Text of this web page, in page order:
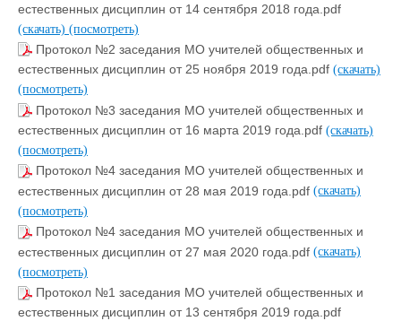
естественных дисциплин от 14 сентября 2018 года.pdf
(скачать) (посмотреть)
Протокол №2 заседания МО учителей общественных и
естественных дисциплин от 25 ноября 2019 года.pdf (скачать)
(посмотреть)
Протокол №3 заседания МО учителей общественных и
естественных дисциплин от 16 марта 2019 года.pdf (скачать)
(посмотреть)
Протокол №4 заседания МО учителей общественных и
естественных дисциплин от 28 мая 2019 года.pdf (скачать)
(посмотреть)
Протокол №4 заседания МО учителей общественных и
естественных дисциплин от 27 мая 2020 года.pdf (скачать)
(посмотреть)
Протокол №1 заседания МО учителей общественных и
естественных дисциплин от 13 сентября 2019 года.pdf